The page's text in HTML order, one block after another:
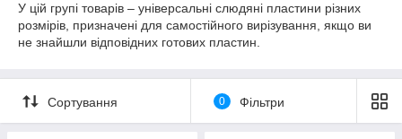
У цій групі товарів – універсальні слюдяні пластини різних
розмірів, призначені для самостійного вирізування, якщо ви
не знайшли відповідних готових пластин.
Сортування 0 Фільтри